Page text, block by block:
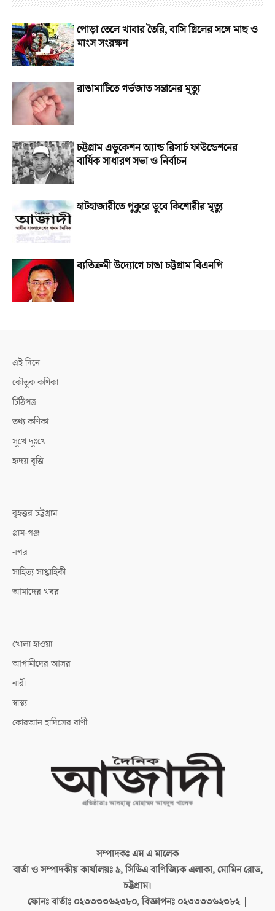
পোড়া তেলে খাবার তৈরি, বাসি গ্রিলের সঙ্গে মাছ ও
মাংস সংরক্ষণ
রাঙামাটিতে গর্ভজাত সন্তানের মৃত্যু
চট্টগ্রাম এডুকেশন অ্যান্ড রিসার্চ ফাউন্ডেশনের
বার্ষিক সাধারণ সভা ও নির্বাচন
হাটহাজারীতে পুকুরে ডুবে কিশোরীর মৃত্যু
ব্যতিক্রমী উদ্যোগে চাঙা চট্টগ্রাম বিএনপি
এই দিনে
কৌতুক কণিকা
চিঠিপত্র
তথ্য কণিকা
সুখে দুঃখে
হৃদয় বৃত্তি
বৃহত্তর চট্টগ্রাম
গ্রাম-গঞ্জ
নগর
সাহিত্য সাপ্তাহিকী
আমাদের খবর
খোলা হাওয়া
আগামীদের আসর
নারী
স্বাস্থ্য
কোরআন হাদিসের বাণী
সম্পাদকঃএম এ মালেক
বার্তা ও সম্পাদকীয় কার্যালয়ঃ৯, সিডিএ বাণিজ্যিক এলাকা, মোমিন রোড,
চট্টগ্রাম।
ফোনঃ বার্তাঃ ০২৩৩৩৩৬২৩৮০, বিজ্ঞাপনঃ ০২৩৩৩৩৬২৩৮২ |